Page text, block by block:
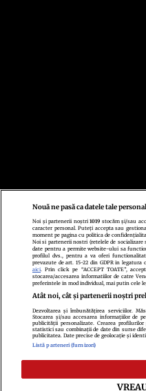
Nouă ne pasă ca datele tale
Noi și partenerii noștri1019 stocăm și/sau
caracter personal. Puteți accepta sau
moment pe pagina cu politica de
Noi si partenerii nostri (retelele de
date pentru a permite website-ului sa
profilul dvs., pentru a va oferi
prevazute de art. 15-22 din GDPR in
aici . Prin click pe “ACCEPT TOATE”,
stocarea/accesarea informatiilor de catre
preferintele in mod individual, mai putin cele
Atât noi, cât și partenerii noștri
Dezvoltarea și îmbunătățirea serviciilor.
Stocarea și/sau accesarea informațiilor de
publicității personalizate. Crearea
statistici sau combinații de date din surse
publicitatea. Date precise de geolocație și
Listă parteneri (furnizori)